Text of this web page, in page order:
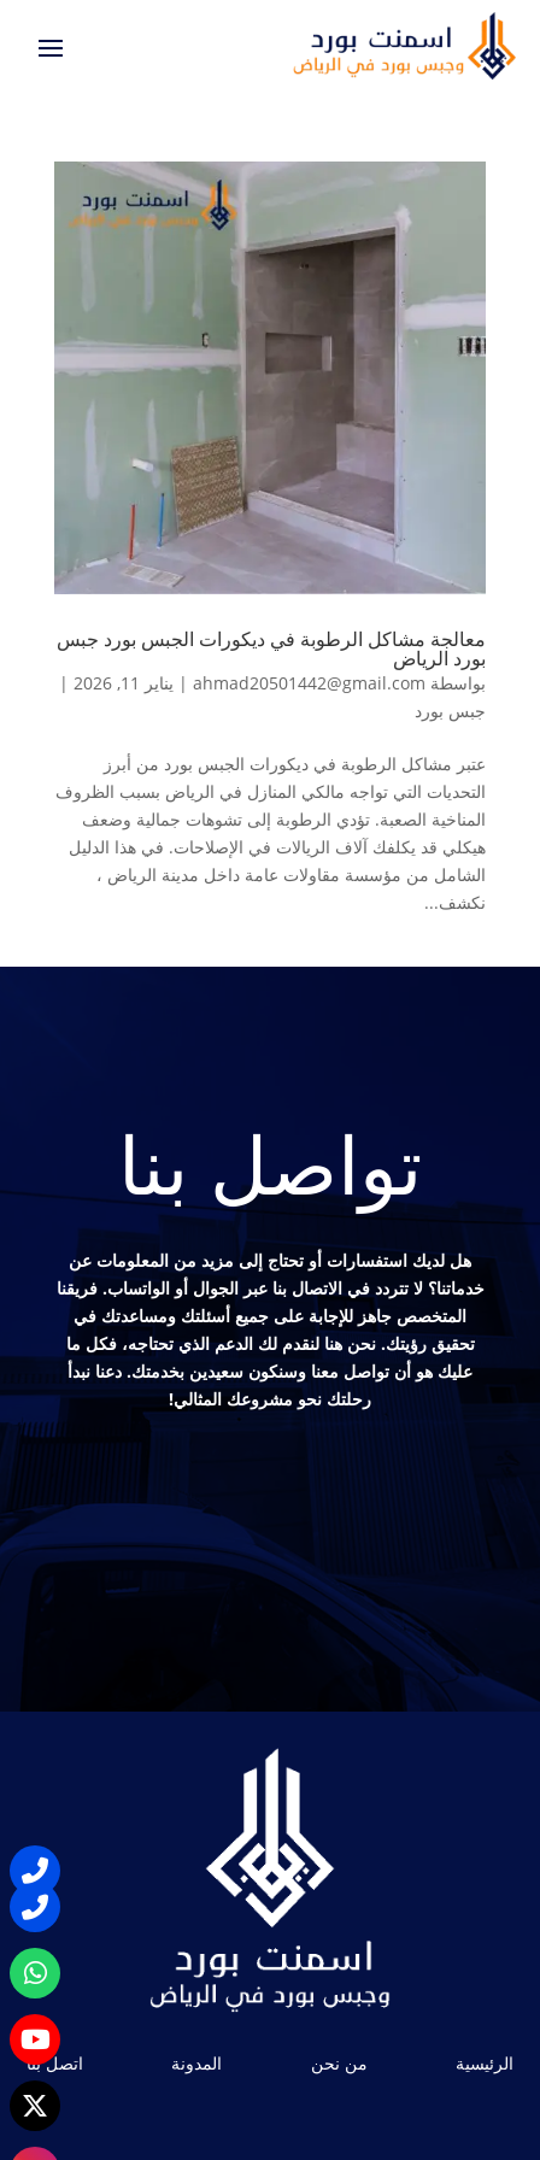
معالجة مشاكل الرطوبة في ديكورات الجبس بورد جبس
بورد الرياض
بواسطة ahmad20501442@gmail.com
| يناير 11, 2026
|
جبس بورد
عتبر مشاكل الرطوبة في ديكورات الجبس بورد من أبرز
التحديات التي تواجه مالكي المنازل في الرياض بسبب الظروف
المناخية الصعبة. تؤدي الرطوبة إلى تشوهات جمالية وضعف
هيكلي قد يكلفك آلاف الريالات في الإصلاحات. في هذا الدليل
الشامل من مؤسسة مقاولات عامة داخل مدينة الرياض ،
نكشف...
تواصل بنا
هل لديك استفسارات أو تحتاج إلى مزيد من المعلومات عن
خدماتنا؟ لا تتردد في الاتصال بنا عبر الجوال أو الواتساب. فريقنا
المتخصص جاهز للإجابة على جميع أسئلتك ومساعدتك في
تحقيق رؤيتك. نحن هنا لنقدم لك الدعم الذي تحتاجه، فكل ما
عليك هو أن تواصل معنا وسنكون سعيدين بخدمتك. دعنا نبدأ
رحلتك نحو مشروعك المثالي!
الرئيسية من نحن المدونة اتصل بنا